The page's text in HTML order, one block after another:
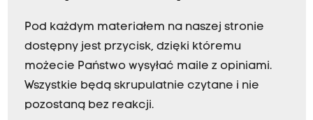
Pod każdym materiałem na naszej stronie
dostępny jest przycisk, dzięki któremu
możecie Państwo wysyłać maile z opiniami.
Wszystkie będą skrupulatnie czytane i nie
pozostaną bez reakcji.